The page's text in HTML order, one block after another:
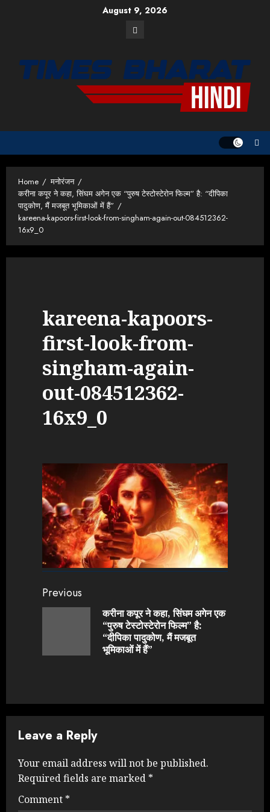
August 9, 2026
Facebook
Home
मनोरंजन
करीना कपूर ने कहा, सिंघम अगेन एक “पुरुष टेस्टोस्टेरोन फिल्म” है: “दीपिका
पादुकोण, मैं मजबूत भूमिकाओं में हैं”
kareena-kapoors-first-look-from-singham-again-out-084512362-
16x9_0
kareena-kapoors-
first-look-from-
singham-again-
out-084512362-
16x9_0
Continue
Reading
Previous
करीना कपूर ने कहा, सिंघम अगेन एक
“पुरुष टेस्टोस्टेरोन फिल्म” है:
“दीपिका पादुकोण, मैं मजबूत
भूमिकाओं में हैं”
Leave a Reply
Your email address will not be published.
Required fields are marked *
Comment *